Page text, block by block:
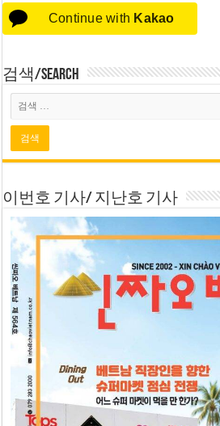
Continue with Kakao
검색/Search
이번호 기사/ 지난호 기사